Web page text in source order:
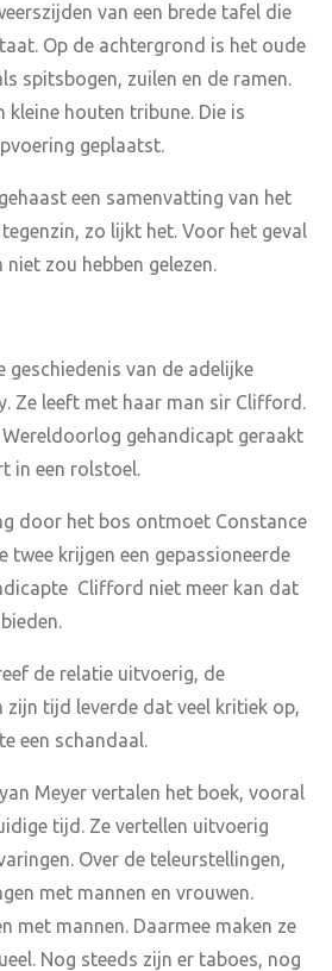
van een brede tafel die
Op de achtergrond is het oude
spitsbogen, zuilen en de ramen.
kleine houten tribune. Die is
geplaatst.
een samenvatting van het
zo lijkt het. Voor het geval
zou hebben gelezen.
geschiedenis van de adelijke
Ze leeft met haar man sir Clifford.
Wereldoorlog gehandicapt geraakt
in een rolstoel.
door het bos ontmoet Constance
twee krijgen een gepassioneerde
Clifford niet meer kan dat
de relatie uitvoerig, de
zijn tijd leverde dat veel kritiek op,
een schandaal.
Meyer vertalen het boek, vooral
tijd. Ze vertellen uitvoerig
Over de teleurstellingen,
met mannen en vrouwen.
met mannen. Daarmee maken ze
Nog steeds zijn er taboes, nog